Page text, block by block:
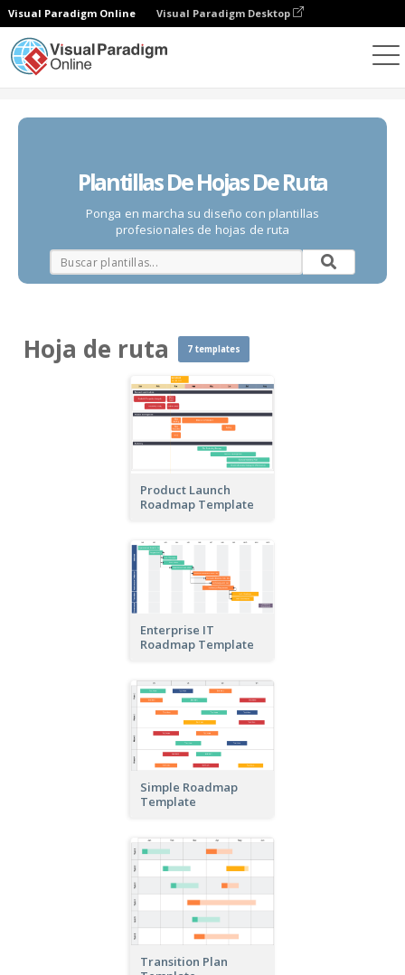
Visual Paradigm Online Visual Paradigm Desktop
Plantillas De Hojas De Ruta
Ponga en marcha su diseño con plantillas
profesionales de hojas de ruta
Hoja de ruta 7 templates
Product Launch
Roadmap Template
Enterprise IT
Roadmap Template
Simple Roadmap
Template
Transition Plan